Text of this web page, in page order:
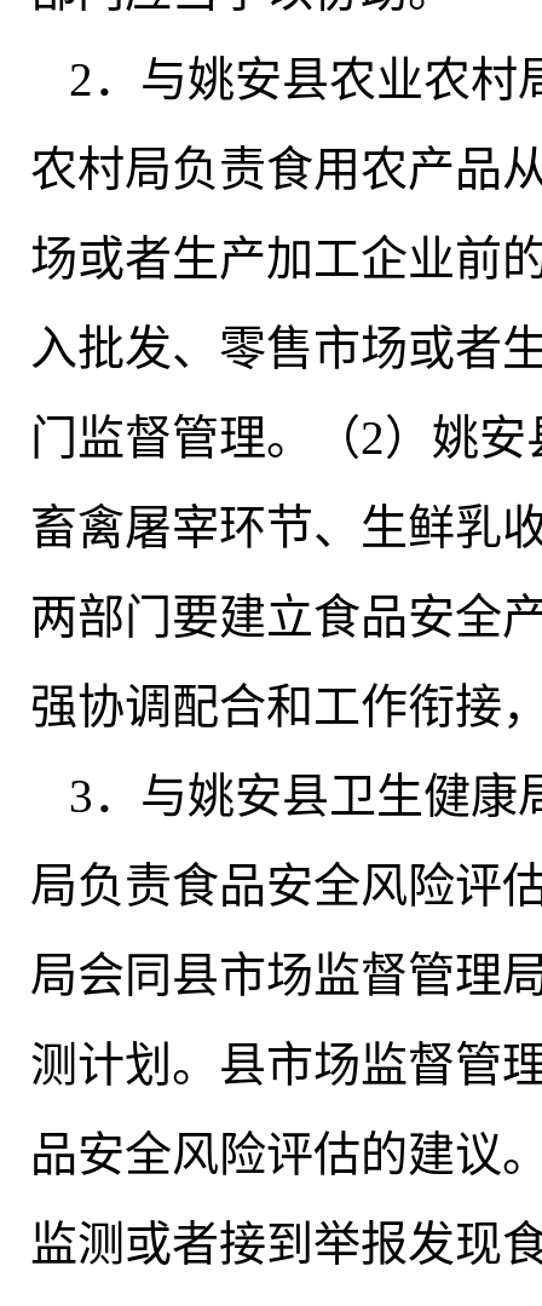
2．与姚安县农业农村
农村局负责食用农产品
场或者生产加工企业前
入批发、零售市场或者
门监督管理。（2）姚
畜禽屠宰环节、生鲜乳
两部门要建立食品安全
强协调配合和工作衔接
3．与姚安县卫生健康
局负责食品安全风险评
局会同县市场监督管理
测计划 。 县市场监督管
品安全风险评估的建议
监测或者接到举报发现